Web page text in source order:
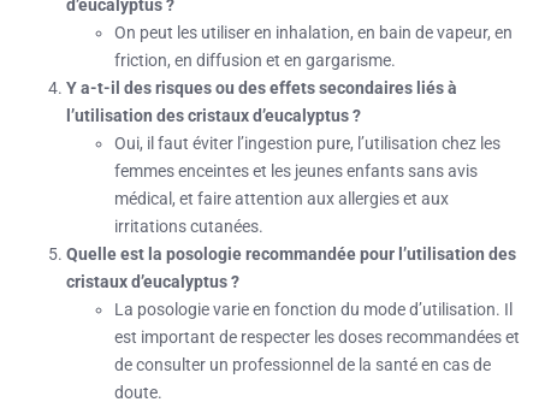
d’eucalyptus ?
On peut les utiliser en inhalation, en bain de vapeur, en
friction, en diffusion et en gargarisme.
Y a-t-il des risques ou des effets secondaires liés à
l’utilisation des cristaux d’eucalyptus ?
Oui, il faut éviter l’ingestion pure, l’utilisation chez les
femmes enceintes et les jeunes enfants sans avis
médical, et faire attention aux allergies et aux
irritations cutanées.
Quelle est la posologie recommandée pour l’utilisation des
cristaux d’eucalyptus ?
La posologie varie en fonction du mode d’utilisation. Il
est important de respecter les doses recommandées et
de consulter un professionnel de la santé en cas de
doute.